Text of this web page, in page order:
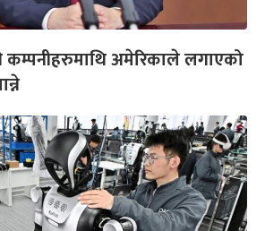
कम्पनीहरुमाथि अमेरिकाले लगाएको